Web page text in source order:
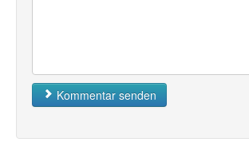
Kommentar senden